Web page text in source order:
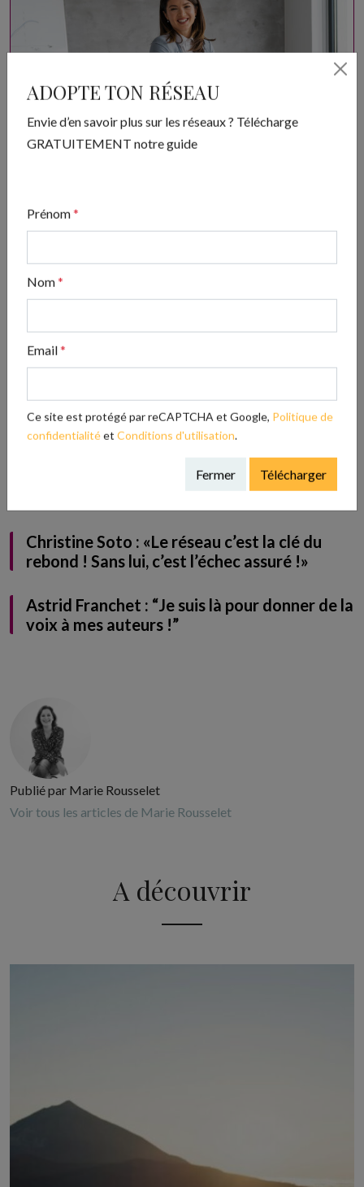
ADOPTE TON RÉSEAU
Envie d’en savoir plus sur les réseaux ? Télécharge
GRATUITEMENT notre guide
Prénom*
Nom*
Email*
Ce site est protégé par reCAPTCHA et Google, Politique de
confidentialitéet Conditions d'utilisation.
Fermer Télécharger
Envie d’en savoir plus sur les réseaux ? Télécharge
Les avis clients : le super pouvoir de votre
réputation en ligne
Les 4 accords Toltèques, un enseignement à
ne pas négliger dans le business
Christine Soto : «Le réseau c’est la clé du
rebond ! Sans lui, c’est l’échec assuré !»
Astrid Franchet : “Je suis là pour donner de la
voix à mes auteurs !”
Publié par Marie Rousselet
Voir tous les articles de Marie Rousselet
A découvrir